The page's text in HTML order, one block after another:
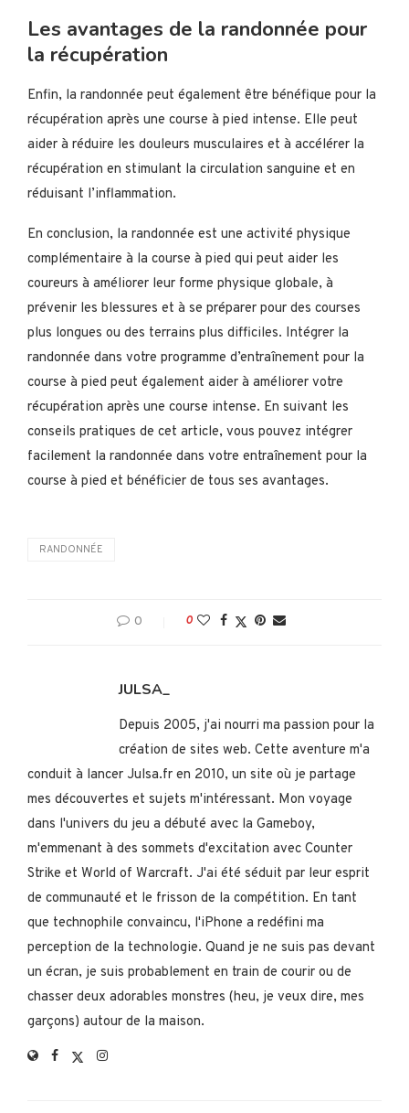
Les avantages de la randonnée pour
la récupération
Enfin, la randonnée peut également être bénéfique pour la
récupération après une course à pied intense. Elle peut
aider à réduire les douleurs musculaires et à accélérer la
récupération en stimulant la circulation sanguine et en
réduisant l’inflammation.
En conclusion, la randonnée est une activité physique
complémentaire à la course à pied qui peut aider les
coureurs à améliorer leur forme physique globale, à
prévenir les blessures et à se préparer pour des courses
plus longues ou des terrains plus difficiles. Intégrer la
randonnée dans votre programme d’entraînement pour la
course à pied peut également aider à améliorer votre
récupération après une course intense. En suivant les
conseils pratiques de cet article, vous pouvez intégrer
facilement la randonnée dans votre entraînement pour la
course à pied et bénéficier de tous ses avantages.
RANDONNÉE
0 0
JULSA_
Depuis 2005, j'ai nourri ma passion pour la
création de sites web. Cette aventure m'a
conduit à lancer Julsa.fr en 2010, un site où je partage
mes découvertes et sujets m'intéressant. Mon voyage
dans l'univers du jeu a débuté avec la Gameboy,
m'emmenant à des sommets d'excitation avec Counter
Strike et World of Warcraft. J'ai été séduit par leur esprit
de communauté et le frisson de la compétition. En tant
que technophile convaincu, l'iPhone a redéfini ma
perception de la technologie. Quand je ne suis pas devant
un écran, je suis probablement en train de courir ou de
chasser deux adorables monstres (heu, je veux dire, mes
garçons) autour de la maison.